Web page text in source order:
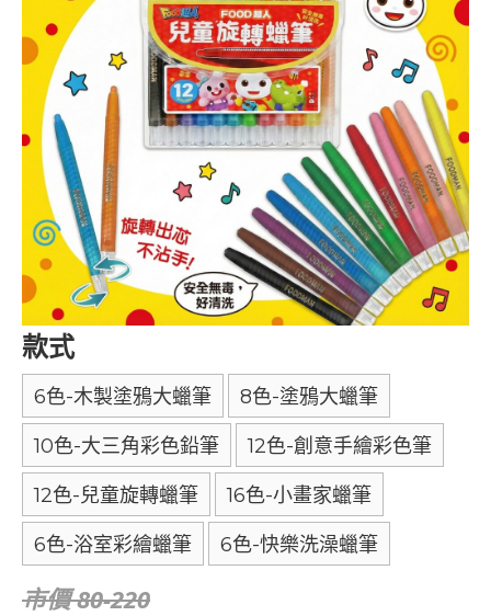
款式
6色-木製塗鴉大蠟筆 8色-塗鴉大蠟筆
10色-大三角彩色鉛筆 12色-創意手繪彩色筆
12色-兒童旋轉蠟筆 16色-小畫家蠟筆
6色-浴室彩繪蠟筆 6色-快樂洗澡蠟筆
市價 80-220